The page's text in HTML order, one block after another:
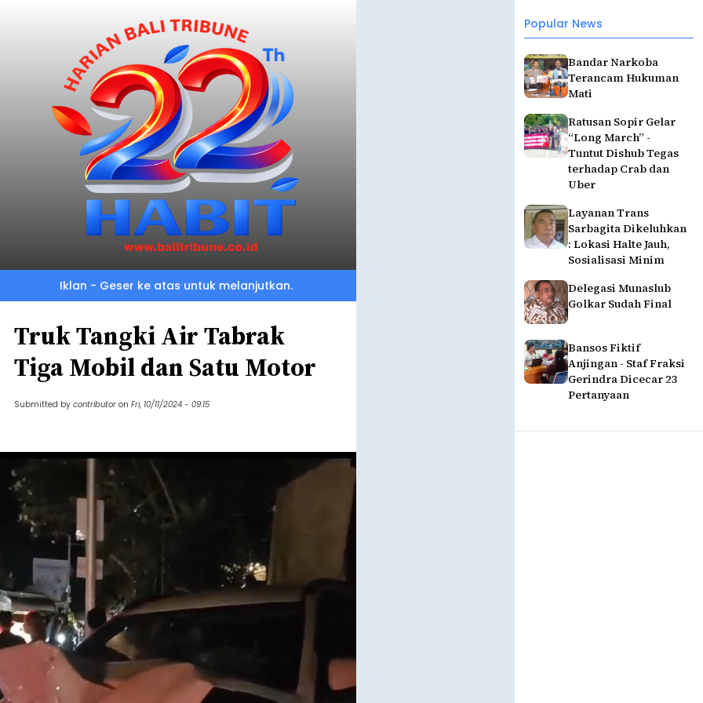
Popular News
Bandar Narkoba
Terancam Hukuman
Mati
Ratusan Sopir Gelar
“Long March” -
Tuntut Dishub Tegas
terhadap Crab dan
Uber
Layanan Trans
Sarbagita Dikeluhkan
: Lokasi Halte Jauh,
Sosialisasi Minim
Delegasi Munaslub
Golkar Sudah Final
Bansos Fiktif
Anjingan - Staf Fraksi
Gerindra Dicecar 23
Pertanyaan
Iklan - Geser ke atas untuk melanjutkan.
Truk Tangki Air Tabrak
Tiga Mobil dan Satu Motor
Submitted by contributor on Fri, 10/11/2024 - 09:15